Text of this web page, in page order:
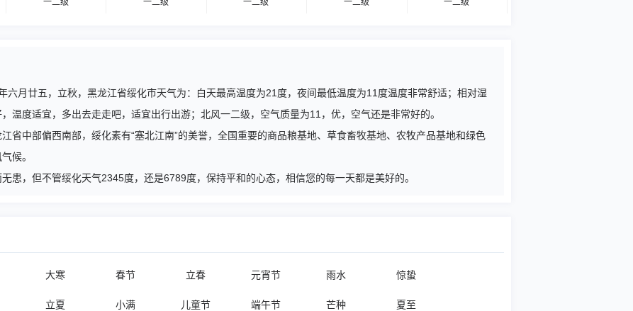
一二级
一二级
一二级
一二级
一二级
六月廿五，立秋，黑龙江省绥化市天气为：白天最高温度为21度，夜间最低温度为11度温度非常舒适；相对湿
温度适宜，多出去走走吧，适宜出行出游；北风一二级，空气质量为11，优，空气还是非常好的。
省中部偏西南部，绥化素有“塞北江南”的美誉，全国重要的商品粮基地、草食畜牧基地、农牧产品基地和绿色
候。
患，但不管绥化天气2345度，还是6789度，保持平和的心态，相信您的每一天都是美好的。
大寒 春节 立春 元宵节 雨水 惊蛰
立夏 小满 儿童节 端午节 芒种 夏至